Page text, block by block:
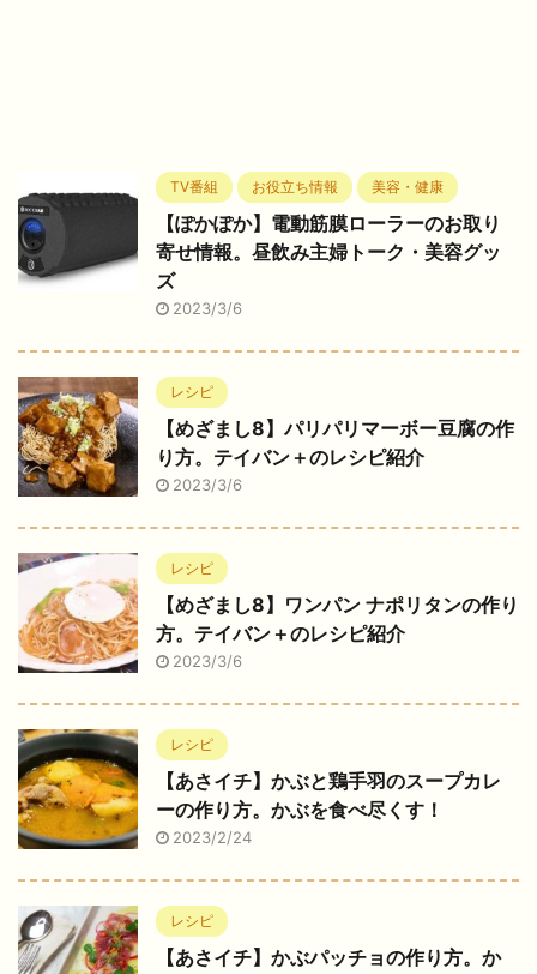
TV番組 お役立ち情報 美容・健康
【ぽかぽか】電動筋膜ローラーのお取り
寄せ情報。昼飲み主婦トーク・美容グッ
ズ
2023/3/6
レシピ
【めざまし8】パリパリマーボー豆腐の作
り方。テイバン＋のレシピ紹介
2023/3/6
レシピ
【めざまし8】ワンパン ナポリタンの作り
方。テイバン＋のレシピ紹介
2023/3/6
レシピ
【あさイチ】かぶと鶏手羽のスープカレ
ーの作り方。かぶを食べ尽くす！
2023/2/24
レシピ
【あさイチ】かぶパッチョの作り方。か